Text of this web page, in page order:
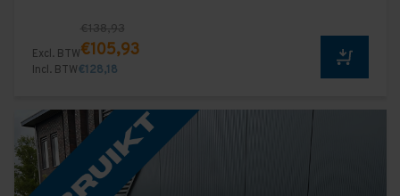
Excl. BTW
€138,93
€105,93
Incl. BTW€128,18